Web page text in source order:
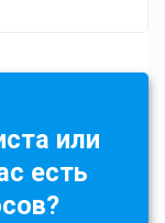
или
есть